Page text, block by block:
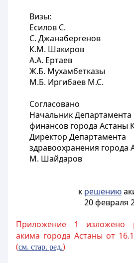
Визы:
Есилов С.
С. Джанабергенов
К.М. Шакиров
А.А. Ертаев
Ж.Б. Мухамбетказы
М.Б. Иргибаев М.С.
Согласовано
Начальник Департамента
финансов города Астаны
Директор Департамента
здравоохранения города
М. Шайдаров
к решению
20 февраля
Приложение 1 изложено
акима города Астаны от
(см. стар. ред.)